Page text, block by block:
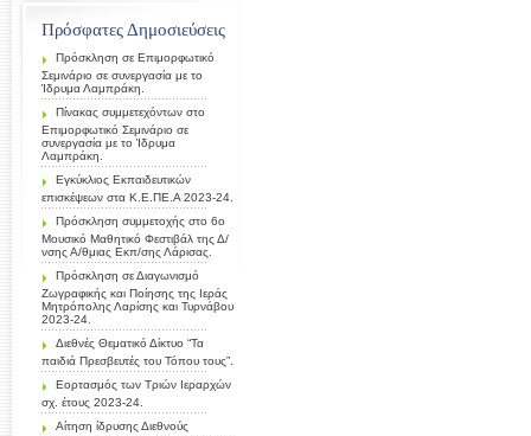
Πρόσφατες Δημοσιεύσεις
Πρόσκληση σε Επιμορφωτικό
Σεμινάριο σε συνεργασία με το
Ίδρυμα Λαμπράκη.
Πίνακας συμμετεχόντων στο
Επιμορφωτικό Σεμινάριο σε
συνεργασία με το Ίδρυμα
Λαμπράκη.
Εγκύκλιος Εκπαιδευτικών
επισκέψεων στα Κ.Ε.ΠΕ.Α 2023-24.
Πρόσκληση συμμετοχής στο 6ο
Μουσικό Μαθητικό Φεστιβάλ της Δ/
νσης Α/θμιας Εκπ/σης Λάρισας.
Πρόσκληση σε Διαγωνισμό
Ζωγραφικής και Ποίησης της Ιεράς
Μητρόπολης Λαρίσης και Τυρνάβου
2023-24.
Διεθνές Θεματικό Δίκτυο “Τα
παιδιά Πρεσβευτές του Τόπου τους”.
Εορτασμός των Τριών Ιεραρχών
σχ. έτους 2023-24.
Αίτηση ίδρυσης Διεθνούς